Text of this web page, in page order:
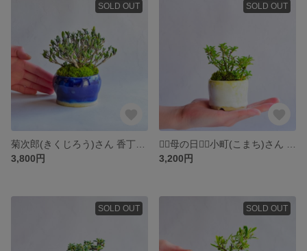
SOLD OUT
3,800円
SOLD OUT
3,200円
SOLD OUT SOLD OUT